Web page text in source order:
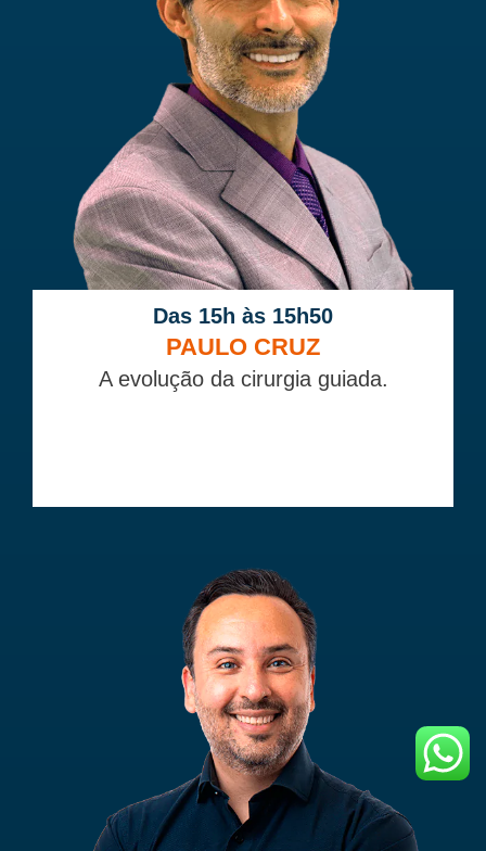
Das 15h às 15h50
PAULO CRUZ
A evolução da cirurgia guiada.